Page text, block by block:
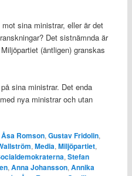
sina ministrar, eller är det
Det sistnämnda är
(äntligen) granskas
sina ministrar. Det enda
nya ministrar och utan
Åsa Romson, Gustav Fridolin,
, Media, Miljöpartiet,
, Stefan
, Anna Johansson, Annika